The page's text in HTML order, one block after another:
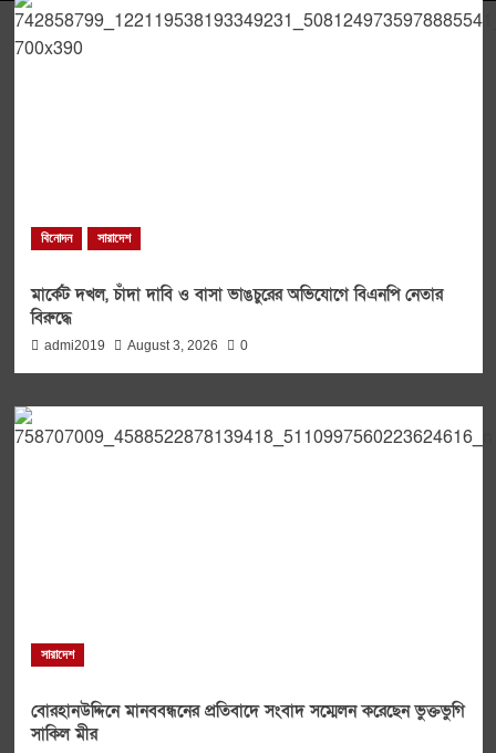
বিনোদন সারাদেশ
মার্কেট দখল, চাঁদা দাবি ও বাসা ভাঙচুরের অভিযোগে বিএনপি নেতার
বিরুদ্ধে
admi2019 August 3, 2026 0
সারাদেশ
বোরহানউদ্দিনে মানববন্ধনের প্রতিবাদে সংবাদ সম্মেলন করেছেন ভুক্তভুগি
সাকিল মীর